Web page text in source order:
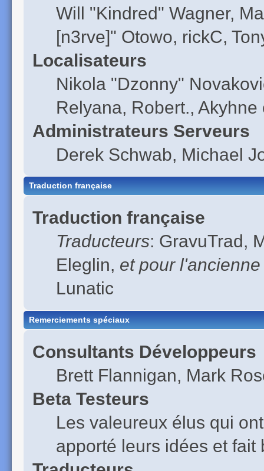
Will "Kindred" Wagner,
[n3rve]" Otowo, rickC,
Localisateurs
Nikola "Dzonny"
Relyana, Robert., Akyhne
Administrateurs Serveurs
Derek Schwab, Michael
Traduction française
Traduction française
Traducteurs: GravuTrad,
Eleglin, et pour
Lunatic
Remerciements spéciaux
Consultants Développeurs
Brett Flannigan, Mark
Beta Testeurs
Les valeureux élus qui
apporté leurs idées et